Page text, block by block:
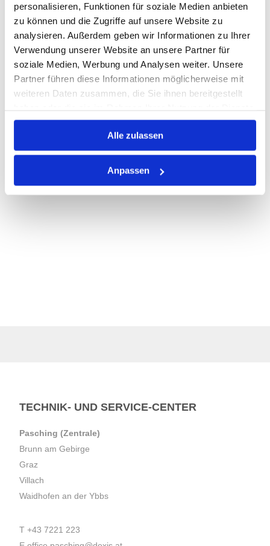
personalisieren, Funktionen für soziale Medien anbieten
zu können und die Zugriffe auf unsere Website zu
analysieren. Außerdem geben wir Informationen zu Ihrer
Verwendung unserer Website an unsere Partner für
soziale Medien, Werbung und Analysen weiter. Unsere
Partner führen diese Informationen möglicherweise mit
weiteren Daten zusammen, die Sie ihnen bereitgestellt
gesammelt haben.
Alle zulassen
Anpassen
Losgröße 1000
Nicht auf Lager
Print
PRODUKTBESCHREIBUNG
TECHNIK- UND SERVICE-CENTER
Pasching (Zentrale)
Brunn am Gebirge
Graz
Villach
Waidhofen an der Ybbs
T +43 7221 223